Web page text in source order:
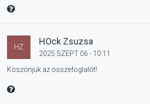
kullancsok
MIRE MONDTA
HZ
HOck Zsuzsa
2025 SZEPT 06 - 10:11
Köszönjük az összefoglalót!
MIRE MONDTA